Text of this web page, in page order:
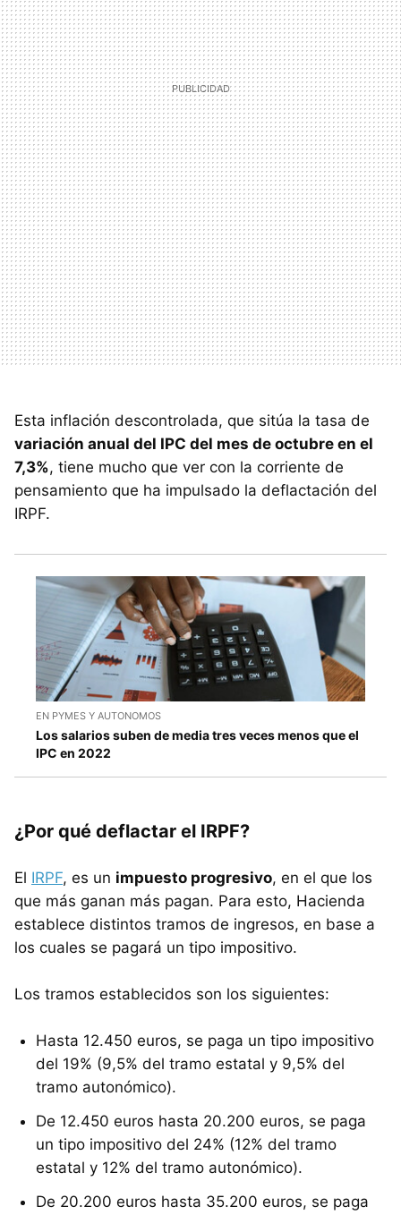
Esta inflación descontrolada, que sitúa la tasa de
variación anual del IPC del mes de octubre en el
7,3%, tiene mucho que ver con la corriente de
pensamiento que ha impulsado la deflactación del
IRPF.
EN PYMES Y AUTONOMOS
Los salarios suben de media tres veces menos que el
IPC en 2022
¿Por qué deflactar el IRPF?
El IRPF, es un impuesto progresivo, en el que los
que más ganan más pagan. Para esto, Hacienda
establece distintos tramos de ingresos, en base a
los cuales se pagará un tipo impositivo.
Los tramos establecidos son los siguientes:
Hasta 12.450 euros, se paga un tipo impositivo
del 19% (9,5% del tramo estatal y 9,5% del
tramo autonómico).
De 12.450 euros hasta 20.200 euros, se paga
un tipo impositivo del 24% (12% del tramo
estatal y 12% del tramo autonómico).
De 20.200 euros hasta 35.200 euros, se paga